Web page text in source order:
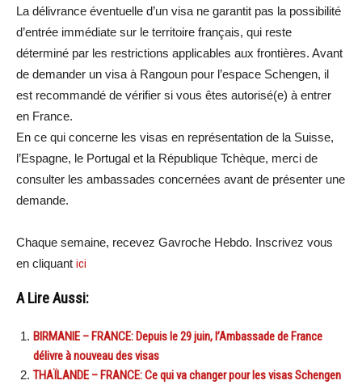
La délivrance éventuelle d’un visa ne garantit pas la possibilité
d’entrée immédiate sur le territoire français, qui reste
déterminé par les restrictions applicables aux frontières. Avant
de demander un visa à Rangoun pour l’espace Schengen, il
est recommandé de vérifier si vous êtes autorisé(e) à entrer
en France.
En ce qui concerne les visas en représentation de la Suisse,
l’Espagne, le Portugal et la République Tchèque, merci de
consulter les ambassades concernées avant de présenter une
demande.
Chaque semaine, recevez Gavroche Hebdo. Inscrivez vous
en cliquant ici
A Lire Aussi:
BIRMANIE – FRANCE: Depuis le 29 juin, l’Ambassade de France
délivre à nouveau des visas
THAÏLANDE – FRANCE: Ce qui va changer pour les visas Schengen